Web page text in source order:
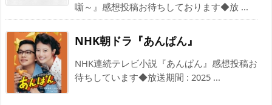
噺～』感想投稿お待ちしております◆放 ...
NHK朝ドラ『あんぱん』
NHK連続テレビ小説『あんぱん』感想投稿お
待ちしています◆放送期間 : 2025 ...